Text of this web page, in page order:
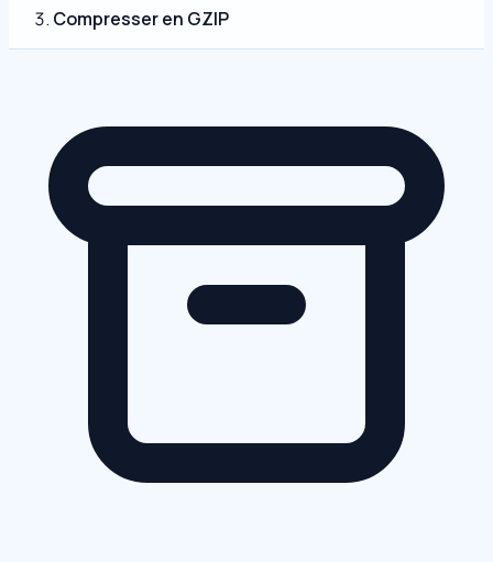
Compresser en GZIP